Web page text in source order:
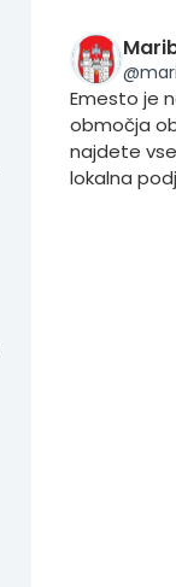
@
Emesto je
območja
najdete
lokalna